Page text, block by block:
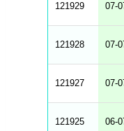
W
A
G
_
p
d
a
t
a
121929 07-
121928 07-
121927 07-
121925 06-